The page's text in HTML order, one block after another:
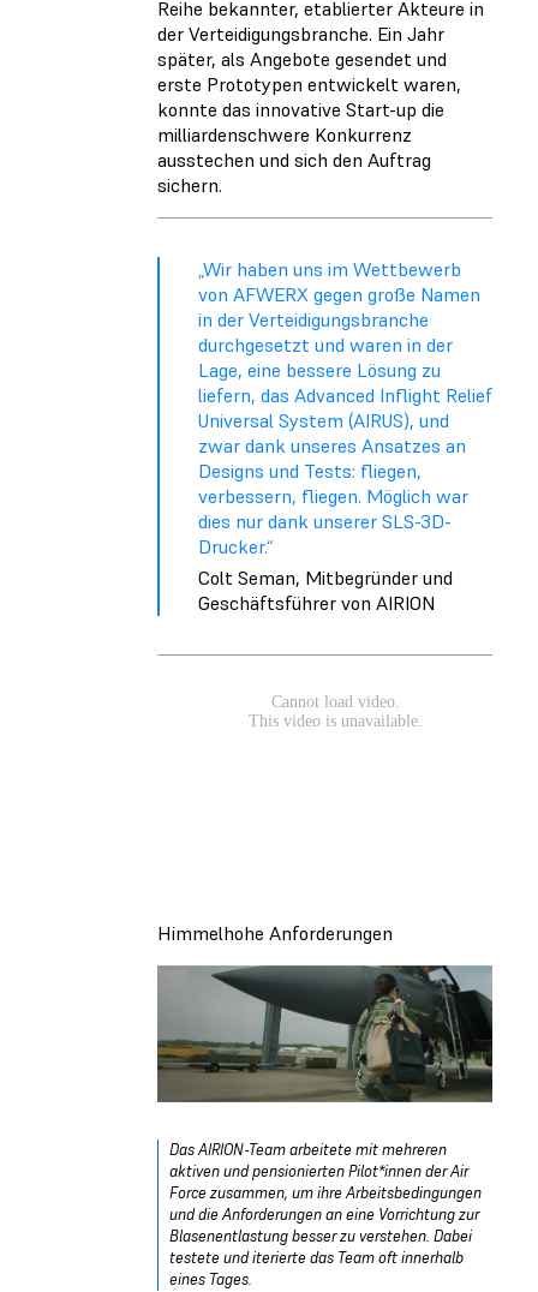
Reihe bekannter, etablierter Akteure in
der Verteidigungsbranche. Ein Jahr
später, als Angebote gesendet und
erste Prototypen entwickelt waren,
konnte das innovative Start-up die
milliardenschwere Konkurrenz
ausstechen und sich den Auftrag
sichern.
„Wir haben uns im Wettbewerb
von AFWERX gegen große Namen
in der Verteidigungsbranche
durchgesetzt und waren in der
Lage, eine bessere Lösung zu
liefern, das Advanced Inflight Relief
Universal System (AIRUS), und
zwar dank unseres Ansatzes an
Designs und Tests: fliegen,
verbessern, fliegen. Möglich war
dies nur dank unserer SLS-3D-
Drucker.“
Colt Seman, Mitbegründer und
Geschäftsführer von AIRION
Himmelhohe Anforderungen
Das AIRION-Team arbeitete mit mehreren
aktiven und pensionierten Pilot*innen der Air
Force zusammen, um ihre Arbeitsbedingungen
und die Anforderungen an eine Vorrichtung zur
Blasenentlastung besser zu verstehen. Dabei
testete und iterierte das Team oft innerhalb
eines Tages.